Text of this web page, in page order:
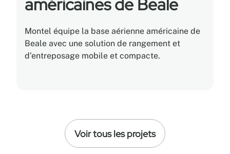
Montel équipe la base aérienne américaine de
Beale avec une solution de rangement et
d’entreposage mobile et compacte.
Voir tous les projets